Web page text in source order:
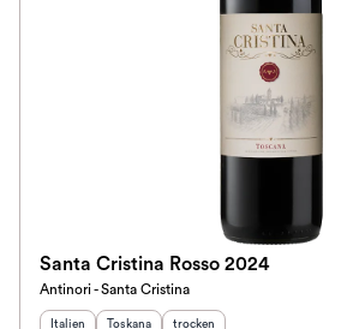
Santa Cristina Rosso 2024
Antinori - Santa Cristina
Herkunftsland :
Italien Herkunftsregion:
Toskana Geschmack
trocken